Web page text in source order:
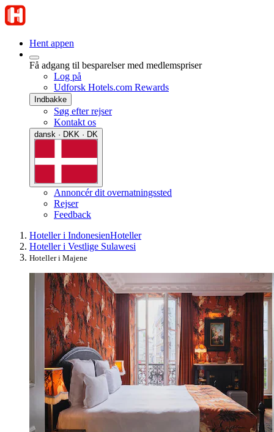
Hent appen
Få adgang til besparelser med medlemspriser
Log på
Udforsk Hotels.com Rewards
Indbakke
Søg efter rejser
Kontakt os
dansk · DKK · DK
Annoncér dit overnatningssted
Rejser
Feedback
Hoteller i IndonesienHoteller
Hoteller i Vestlige Sulawesi
Hoteller i Majene